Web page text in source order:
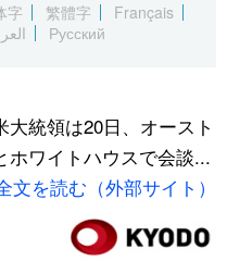
Русский
字 繁體字
Français
Русский
大統領は20日、オースト
ホワイトハウスで会談...
文を読む（外部サイト）